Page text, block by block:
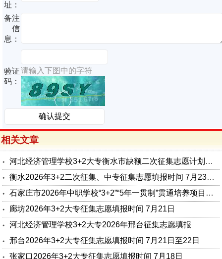
址：
备注
信
息：
验证
码：
请输入下图中的字符
相关文章
河北经济管理学校3+2大专衡水市缺额二次征集志愿计划公告
衡水2026年3+2二次征集、中专征集志愿填报时间 7月23日-24日
石家庄市2026年中职学校“3+2”“5年一贯制”贯通培养项目录取结果查询公告
廊坊2026年3+2大专征集志愿填报时间 7月21日
河北经济管理学校3+2大专2026年邢台征集志愿填报
邢台2026年3+2大专征集志愿填报时间 7月21日至22日
张家口2026年3+2大专征集志愿填报时间 7月18日